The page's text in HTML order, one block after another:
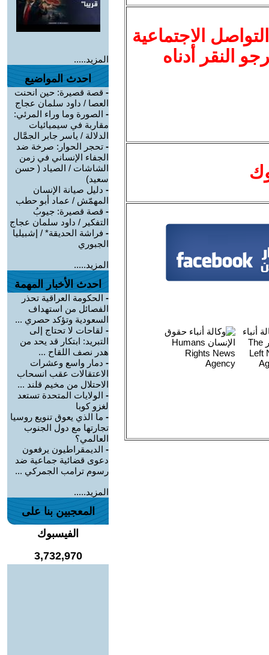
الاجتماعية
النقر أدناه
المزيد.....
احدث المواضيع
- قصة قصيرة: حين انحنت
العصا / داود سلمان عجاج
- الصورة وما وراء المرئي:
مقاربة في سيميائيات
الدلالة / ياسر جابر الجمَّال
- تحجر الحوار: صرخة ضد
الجفاء الإنساني في زمن
الشاشات / الصياد ‏( حسن
سعيد‏)
- دليل صيانة الإنسان
المهمّش / عماد أبو حطب
- قصة قصيرة: جيوبُ
التفكير / داود سلمان عجاج
- فراشة الحديقة* / إشبيليا
الجبوري
المزيد.....
احدث الأخبار المهمة
- الحكومة العراقية تحذر
الفصائل من استهداف
السعودية وتؤكد حصري ...
- لقاحات لا تحتاج إلى
التبريد: ابتكار قد يحد من
هدر نصف اللقاح ...
- دمار واسع وعشرات
الاعتقالات عقب انسحاب
الاحتلال من مخيم قلند ...
- الولايات المتحدة تستعد
لغزو كوبا
- ما الذي يعوق تنويع روسيا
تجارتها مع دول الجنوب
العالمي؟
- الديمقراطيون يرفعون
دعوى قضائية جماعية ضد
رسوم ترامب الجمركي ...
المزيد.....
المعجبين بنا على
الفيسبوك
3,732,970